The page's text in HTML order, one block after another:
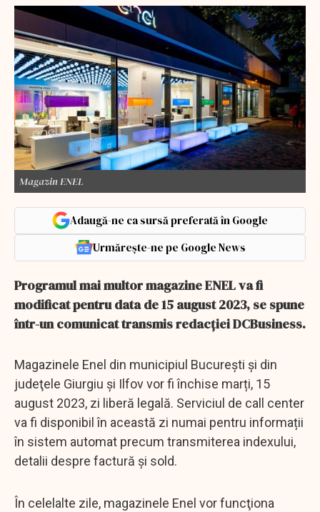
Magazin ENEL
Adaugă-ne ca sursă preferată în Google
Urmărește-ne pe Google News
Programul mai multor magazine ENEL va fi
modificat pentru data de 15 august 2023, se spune
într-un comunicat transmis redacției DCBusiness.
Magazinele Enel din municipiul Bucureşti și din
judeţele Giurgiu şi Ilfov vor fi închise marți, 15
august 2023, zi liberă legală. Serviciul de call center
va fi disponibil în această zi numai pentru informații
în sistem automat precum transmiterea indexului,
detalii despre factură și sold.
În celelalte zile, magazinele Enel vor funcţiona